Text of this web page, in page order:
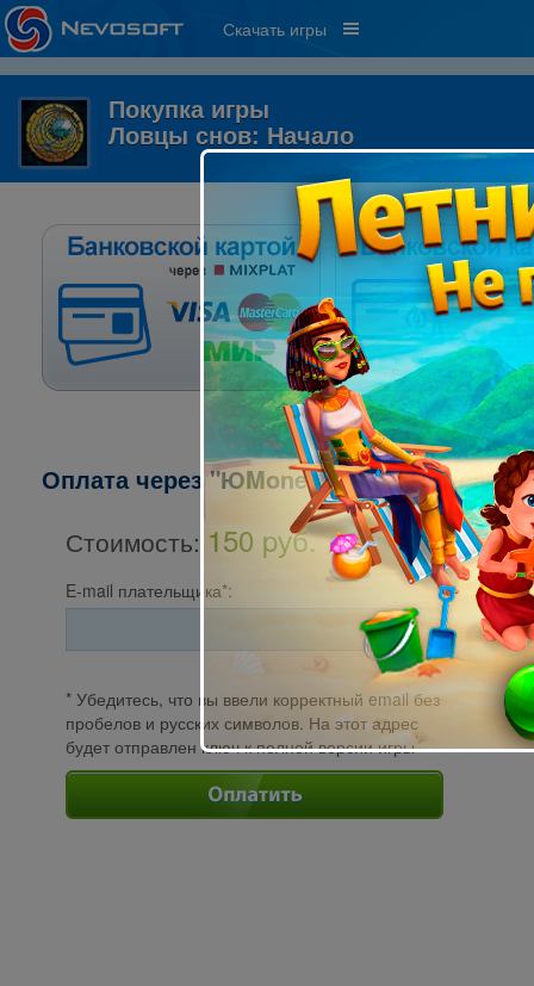
Скачать игры
Покупка игры
Ловцы снов: Начало
Оплата через "ЮMoney"
Стоимость: 150 pуб.
E-mail плательщика*:
* Убедитесь, что вы ввели корректный email без
пробелов и русских символов. На этот адрес
будет отправлен ключ к полной версии игры